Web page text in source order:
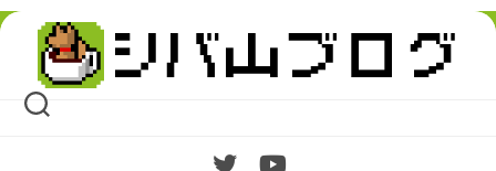
Skip
content
el
Knight
】発売
を間近